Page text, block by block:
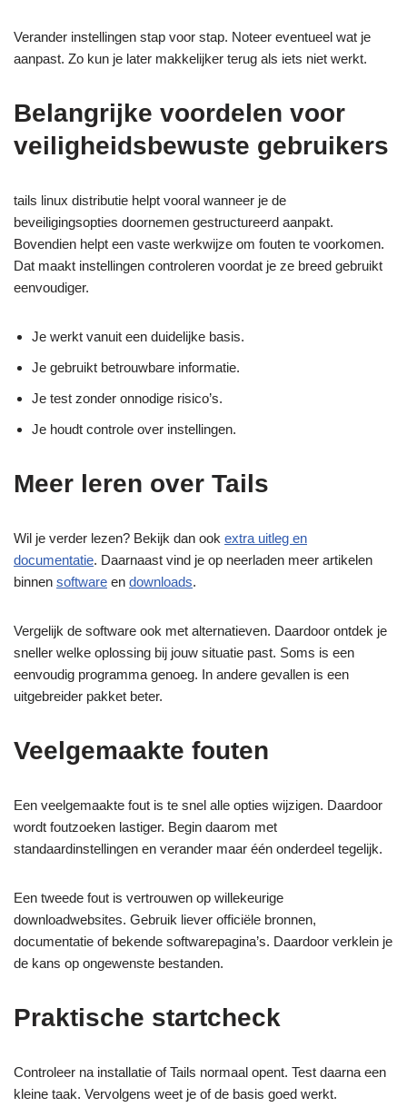
Verander instellingen stap voor stap. Noteer eventueel wat je
aanpast. Zo kun je later makkelijker terug als iets niet werkt.
Belangrijke voordelen voor
veiligheidsbewuste gebruikers
tails linux distributie helpt vooral wanneer je de
beveiligingsopties doornemen gestructureerd aanpakt.
Bovendien helpt een vaste werkwijze om fouten te voorkomen.
Dat maakt instellingen controleren voordat je ze breed gebruikt
eenvoudiger.
Je werkt vanuit een duidelijke basis.
Je gebruikt betrouwbare informatie.
Je test zonder onnodige risico’s.
Je houdt controle over instellingen.
Meer leren over Tails
Wil je verder lezen? Bekijk dan ook extra uitleg en
documentatie. Daarnaast vind je op neerladen meer artikelen
binnen software en downloads.
Vergelijk de software ook met alternatieven. Daardoor ontdek je
sneller welke oplossing bij jouw situatie past. Soms is een
eenvoudig programma genoeg. In andere gevallen is een
uitgebreider pakket beter.
Veelgemaakte fouten
Een veelgemaakte fout is te snel alle opties wijzigen. Daardoor
wordt foutzoeken lastiger. Begin daarom met
standaardinstellingen en verander maar één onderdeel tegelijk.
Een tweede fout is vertrouwen op willekeurige
downloadwebsites. Gebruik liever officiële bronnen,
documentatie of bekende softwarepagina’s. Daardoor verklein je
de kans op ongewenste bestanden.
Praktische startcheck
Controleer na installatie of Tails normaal opent. Test daarna een
kleine taak. Vervolgens weet je of de basis goed werkt.